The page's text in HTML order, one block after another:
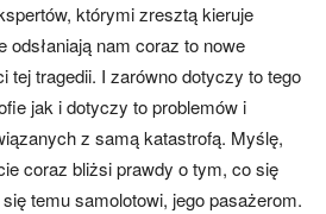
którymi zresztą kieruje
odsłaniają nam coraz to nowe
tej tragedii. I zarówno dotyczy to tego
jak i dotyczy to problemów i
z samą katastrofą. Myślę,
coraz bliżsi prawdy o tym, co się
temu samolotowi, jego pasażerom.